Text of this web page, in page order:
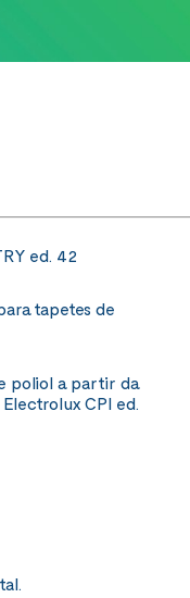
ed. 42
tapetes de
poliol a partir da
CPI ed.